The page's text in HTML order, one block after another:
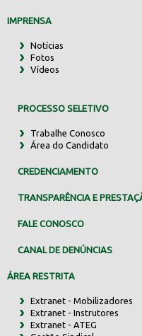
IMPRENSA
Notícias
Fotos
Vídeos
PROCESSO SELETIVO
Trabalhe Conosco
Área do Candidato
CREDENCIAMENTO
TRANSPARÊNCIA E
FALE CONOSCO
CANAL DE DENÚNCIAS
ÁREA RESTRITA
Extranet - Mobilizadores
Extranet - Instrutores
Extranet - ATEG